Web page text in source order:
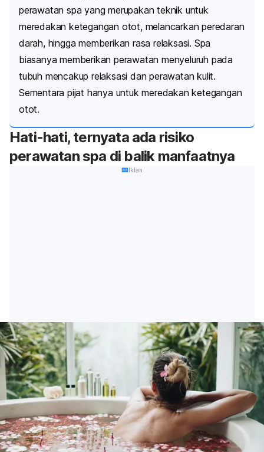
perawatan spa yang merupakan teknik untuk
meredakan ketegangan otot, melancarkan peredaran
darah, hingga memberikan rasa relaksasi. Spa
biasanya memberikan perawatan menyeluruh pada
tubuh mencakup relaksasi dan perawatan kulit.
Sementara pijat hanya untuk meredakan ketegangan
otot.
Hati-hati, ternyata ada risiko
perawatan spa di balik manfaatnya
Iklan